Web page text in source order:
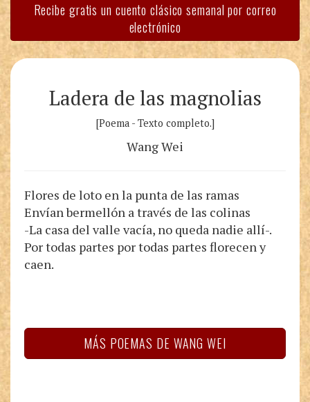
Recibe gratis un cuento clásico semanal por correo
electrónico
Ladera de las magnolias
[Poema - Texto completo.]
Wang Wei
Flores de loto en la punta de las ramas
Envían bermellón a través de las colinas
-La casa del valle vacía, no queda nadie allí-.
Por todas partes por todas partes florecen y
caen.
MÁS POEMAS DE WANG WEI